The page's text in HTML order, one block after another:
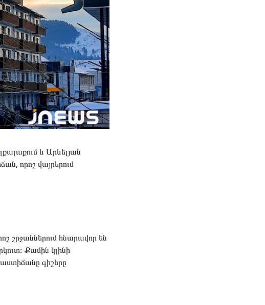
և Արևելյան
որոշ վայրերում
շրջաններում հնարավոր են
Քամին կլինի
գիշերը